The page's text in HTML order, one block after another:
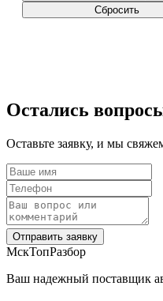
Сбросить
Остались
Оставьте заявку, и мы
Отправить заявку
МскТопРазбор
Ваш надежный поставщик